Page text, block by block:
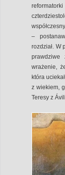
–
rozdział. W
prawdziwe
wrażenie,
która
z wiekiem,
Teresy z Ávili.